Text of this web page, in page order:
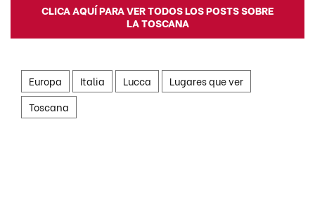
CLICA AQUÍ PARA VER TODOS LOS POSTS SOBRE
LA TOSCANA
Europa Italia Lucca
Lugares que ver
Toscana